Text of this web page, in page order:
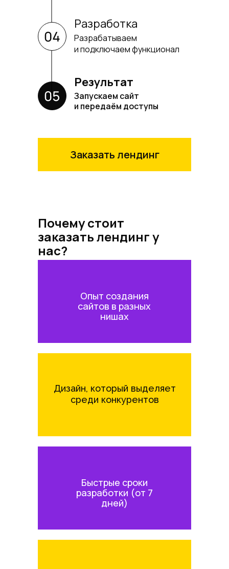
Заказать лендинг
Результат
Запускаем сайт
и передаём доступы
Разработка
Разрабатываем
и подключаем функционал
Почему стоит
заказать лендинг у
нас?
Дизайн, который выделяет
среди конкурентов
Опыт создания
сайтов в разных
нишах
Быстрые сроки
разработки (от 7
дней)